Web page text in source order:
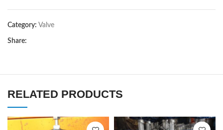
Category: Valve
Share:
RELATED PRODUCTS